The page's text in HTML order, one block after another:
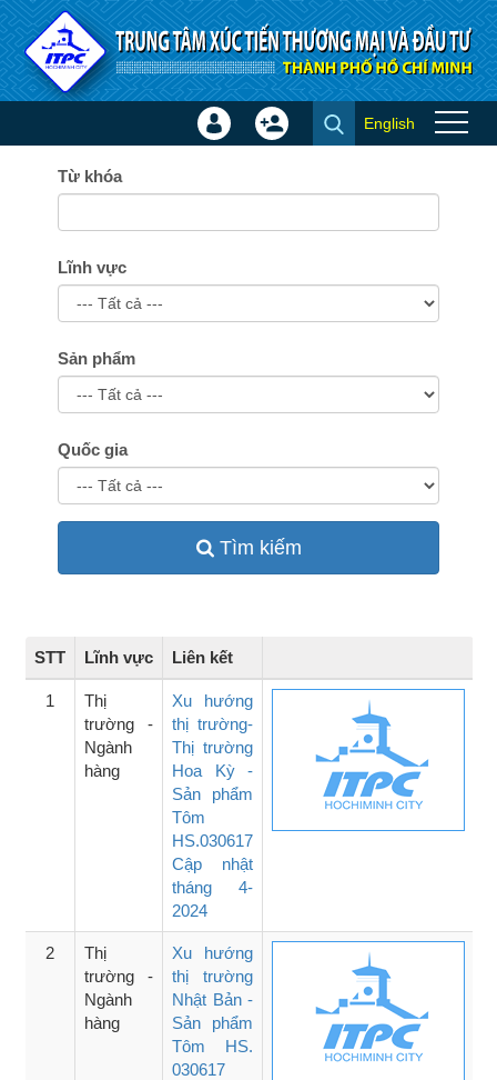
Truy cập nội dung luôn
Tìm kiếm
Đăng
Tạo
English
Từ khóa
Lĩnh vực
Sản phẩm
Quốc gia
Tìm kiếm
STT Lĩnh vực Liên kết
1
Thị
trường -
Ngành
hàng
Xu hướng
thị trường-
Thị trường
Hoa Kỳ -
Sản phẩm
Tôm
HS.030617
Cập nhật
tháng 4-
2024
2
Thị
trường -
Ngành
hàng
Xu hướng
thị trường
Nhật Bản -
Sản phẩm
Tôm HS.
030617